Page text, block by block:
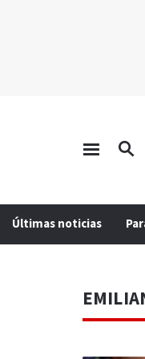
Últimas noticias